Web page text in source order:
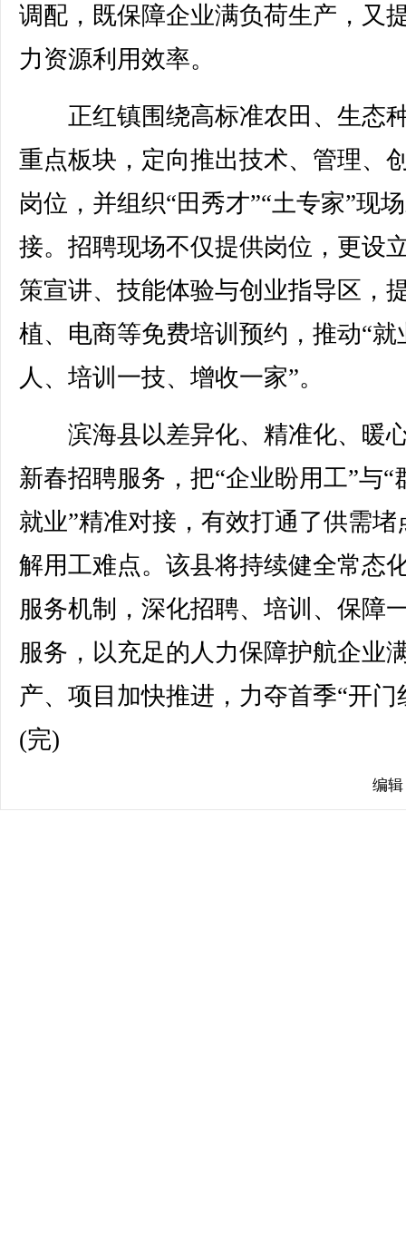
调配，既保障企业满负荷生产，又
力资源利用效率。
正红镇围绕高标准农田、生态
重点板块，定向推出技术、管理、
岗位，并组织“田秀才”“土专家”现
接。招聘现场不仅提供岗位，更设
策宣讲、技能体验与创业指导区，
植、电商等免费培训预约，推动“就
人、培训一技、增收一家”。
滨海县以差异化、精准化、暖
新春招聘服务，把“企业盼用工”与“
就业”精准对接，有效打通了供需堵
解用工难点。该县将持续健全常态
服务机制，深化招聘、培训、保障
服务，以充足的人力保障护航企业
产、项目加快推进，力夺首季“开门
(完)
编